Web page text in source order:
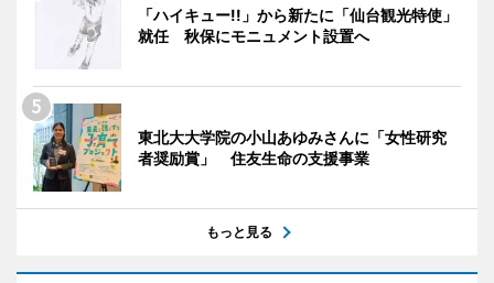
「ハイキュー!!」から新たに「仙台観光特使」
就任 秋保にモニュメント設置へ
東北大大学院の小山あゆみさんに「女性研究
者奨励賞」 住友生命の支援事業
もっと見る